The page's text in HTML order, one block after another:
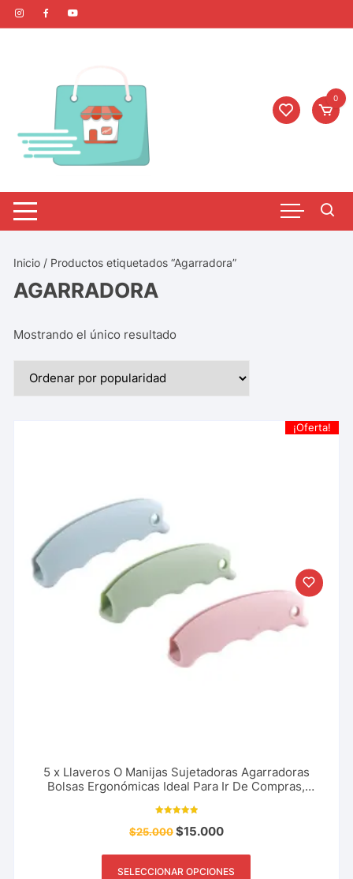
0
Inicio / Productos etiquetados “Agarradora”
AGARRADORA
Mostrando el único resultado
¡Oferta!
5 x Llaveros O Manijas Sujetadoras Agarradoras
Bolsas Ergonómicas Ideal Para Ir De Compras,
5.00
de 5
$25.000$15.000
SELECCIONAR OPCIONES